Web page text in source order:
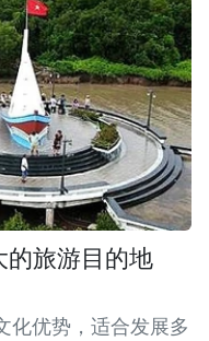
旅游目的地
化优势，适合发展多